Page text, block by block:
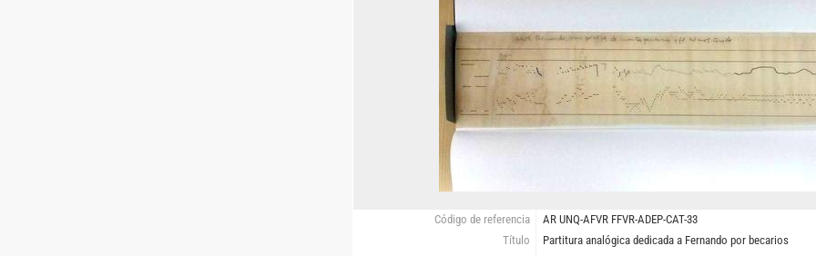
Código de referencia
AR UNQ-AFVR FFVR-ADEP-CAT-33
Título
Partitura analógica dedicada a Fernando por becarios